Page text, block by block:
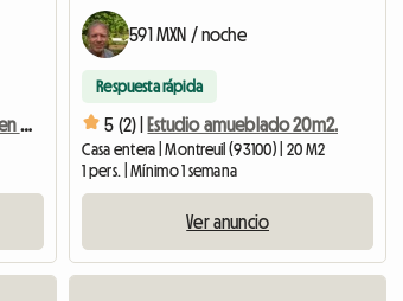
Apartamento acogedor en Vincennes
591 MXN / noche
Respuesta rápida
5 (2) | Estudio amueblado 20m2.
Casa entera | Montreuil (93100) | 20 M2
1 pers. | Mínimo 1 semana
Ver anuncio